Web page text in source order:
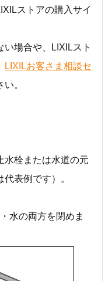
ストアの購入サイ
い場合や、LIXILスト
LIXILお客さま相談セ
。
水栓または水道の元
表例です）。
水の両方を閉めま